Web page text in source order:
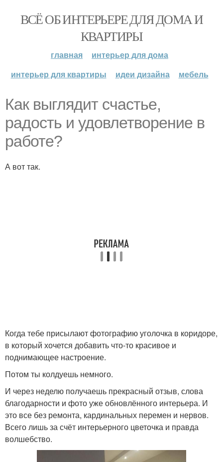
ВСЁ ОБ ИНТЕРЬЕРЕ ДЛЯ ДОМА И
КВАРТИРЫ
главная
интерьер для дома
интерьер для квартиры
идеи дизайна мебель
Как выглядит счастье,
радость и удовлетворение в
работе?
А вот так.
Когда тебе присылают фотографию уголочка в коридоре,
в который хочется добавить что-то красивое и
поднимающее настроение.
Потом ты колдуешь немного.
И через неделю получаешь прекрасный отзыв, слова
благодарности и фото уже обновлённого интерьера. И
это все без ремонта, кардинальных перемен и нервов.
Всего лишь за счёт интерьерного цветочка и правда
волшебство.